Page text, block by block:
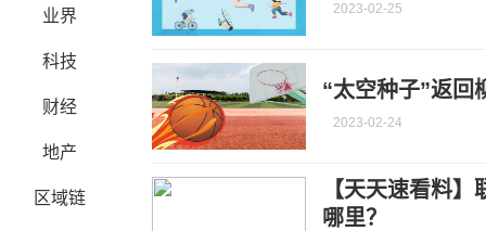
业界
科技
财经
地产
区域链
2023-02-25
“太空种子”返回
2023-02-24
【天天速看料
哪里？